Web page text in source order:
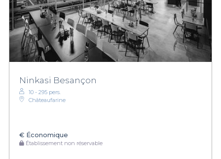
Ninkasi Besançon
10 - 295 pers.
Châteaufarine
€ Économique
Établissement non réservable